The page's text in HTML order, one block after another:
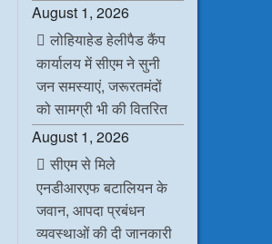
August 1, 2026
लोहियाहेड हेलीपैड कैंप
कार्यालय में सीएम ने सुनी
जन समस्याएं, जरूरतमंदों
को सामग्री भी की वितरित
August 1, 2026
सीएम से मिले
एनडीआरएफ बटालियन के
जवान, आपदा प्रबंधन
व्यवस्थाओं की दी जानकारी